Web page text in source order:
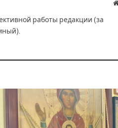
работы редакции (за